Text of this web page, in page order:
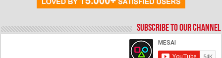
Subscribe to our Channel